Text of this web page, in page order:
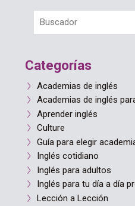
Categorías
Academias de inglés
Academias de inglés
Aprender inglés
Culture
Guía para elegir
Inglés cotidiano
Inglés para adultos
Inglés para tu día a día
Lección a Lección